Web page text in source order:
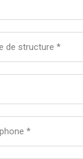
de structure *